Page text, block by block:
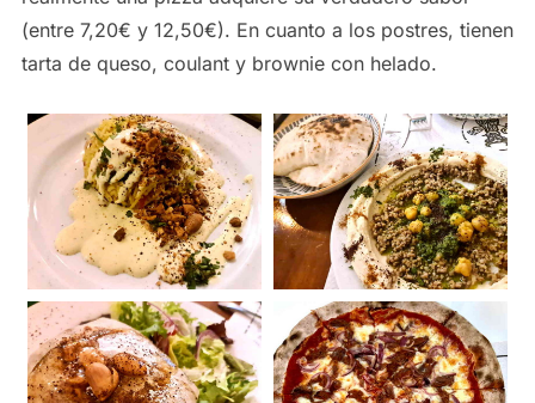
(entre 7,20€ y 12,50€). En cuanto a los postres, tienen
tarta de queso, coulant y brownie con helado.